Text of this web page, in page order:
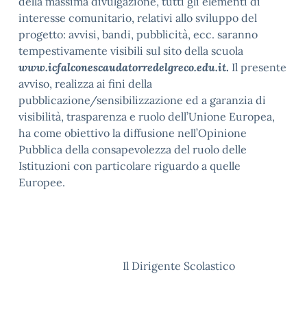
interesse comunitario, relativi allo sviluppo del
progetto: avvisi, bandi, pubblicità, ecc. saranno
tempestivamente visibili sul sito della scuola
www.icfalconescaudatorredelgreco.edu.it. Il presente
avviso, realizza ai fini della
pubblicazione/sensibilizzazione ed a garanzia di
visibilità, trasparenza e ruolo dell’Unione Europea,
ha come obiettivo la diffusione nell’Opinione
Pubblica della consapevolezza del ruolo delle
Istituzioni con particolare riguardo a quelle
Europee.
Il Dirigente Scolastico